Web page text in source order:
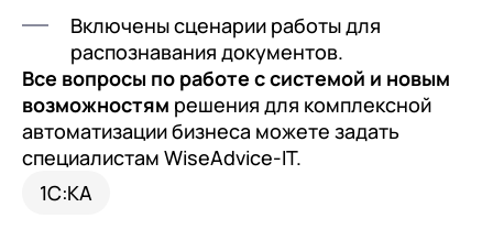
Включены сценарии работы для
распознавания документов.
Все вопросы по работе с системой и новым
возможностям решения для комплексной
автоматизации бизнеса можете задать
специалистам WiseAdvice-IT.
1С:КА
+7 Номер телефона
+7